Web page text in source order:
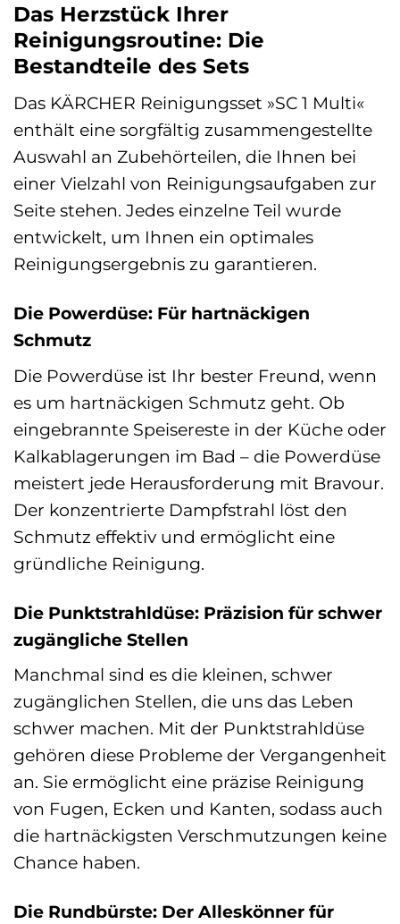
Das Herzstück Ihrer
Reinigungsroutine: Die
Bestandteile des Sets
Das KÄRCHER Reinigungsset »SC 1 Multi«
enthält eine sorgfältig zusammengestellte
Auswahl an Zubehörteilen, die Ihnen bei
einer Vielzahl von Reinigungsaufgaben zur
Seite stehen. Jedes einzelne Teil wurde
entwickelt, um Ihnen ein optimales
Reinigungsergebnis zu garantieren.
Die Powerdüse: Für hartnäckigen
Schmutz
Die Powerdüse ist Ihr bester Freund, wenn
es um hartnäckigen Schmutz geht. Ob
eingebrannte Speisereste in der Küche oder
Kalkablagerungen im Bad – die Powerdüse
meistert jede Herausforderung mit Bravour.
Der konzentrierte Dampfstrahl löst den
Schmutz effektiv und ermöglicht eine
gründliche Reinigung.
Die Punktstrahldüse: Präzision für schwer
zugängliche Stellen
Manchmal sind es die kleinen, schwer
zugänglichen Stellen, die uns das Leben
schwer machen. Mit der Punktstrahldüse
gehören diese Probleme der Vergangenheit
an. Sie ermöglicht eine präzise Reinigung
von Fugen, Ecken und Kanten, sodass auch
die hartnäckigsten Verschmutzungen keine
Chance haben.
Die Rundbürste: Der Alleskönner für